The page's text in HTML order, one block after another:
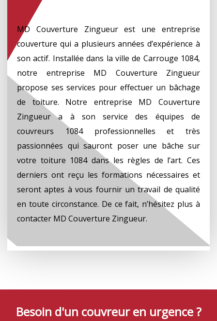
MD Couverture Zingueur est une entreprise
couverture qui a plusieurs années d’expérience à
son actif. Installée dans la ville de Carrouge 1084,
notre entreprise MD Couverture Zingueur
propose ses services pour effectuer un bâchage
de toiture. Notre entreprise MD Couverture
Zingueur a à son service des équipes de
couvreurs 1084 professionnelles et très
passionnées qui sauront poser une bâche sur
votre toiture 1084 dans les règles de l’art. Ces
derniers ont reçu les formations nécessaires et
seront aptes à vous fournir un travail de qualité
en toute circonstance. De ce fait, n’hésitez plus à
contacter MD Couverture Zingueur.
Besoin d'un couvreur en urgence ?